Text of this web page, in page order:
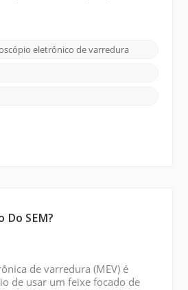
de detectores foram
do SEM. A seguir estão
de detectores SEM : Detector
(BSE): Os detectores de
eletrônico de varredura
Do SEM?
de varredura (MEV) é
de usar um feixe focado de